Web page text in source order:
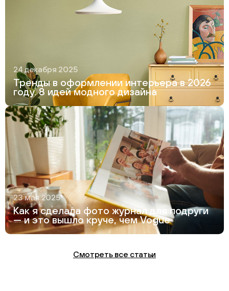
24 декабря 2025
Тренды в оформлении интерьера в 2026
году. 8 идей модного дизайна
23 мая 2025
Как я сделала фото журнал для подруги
— и это вышло круче, чем Vogue
Смотреть все статьи